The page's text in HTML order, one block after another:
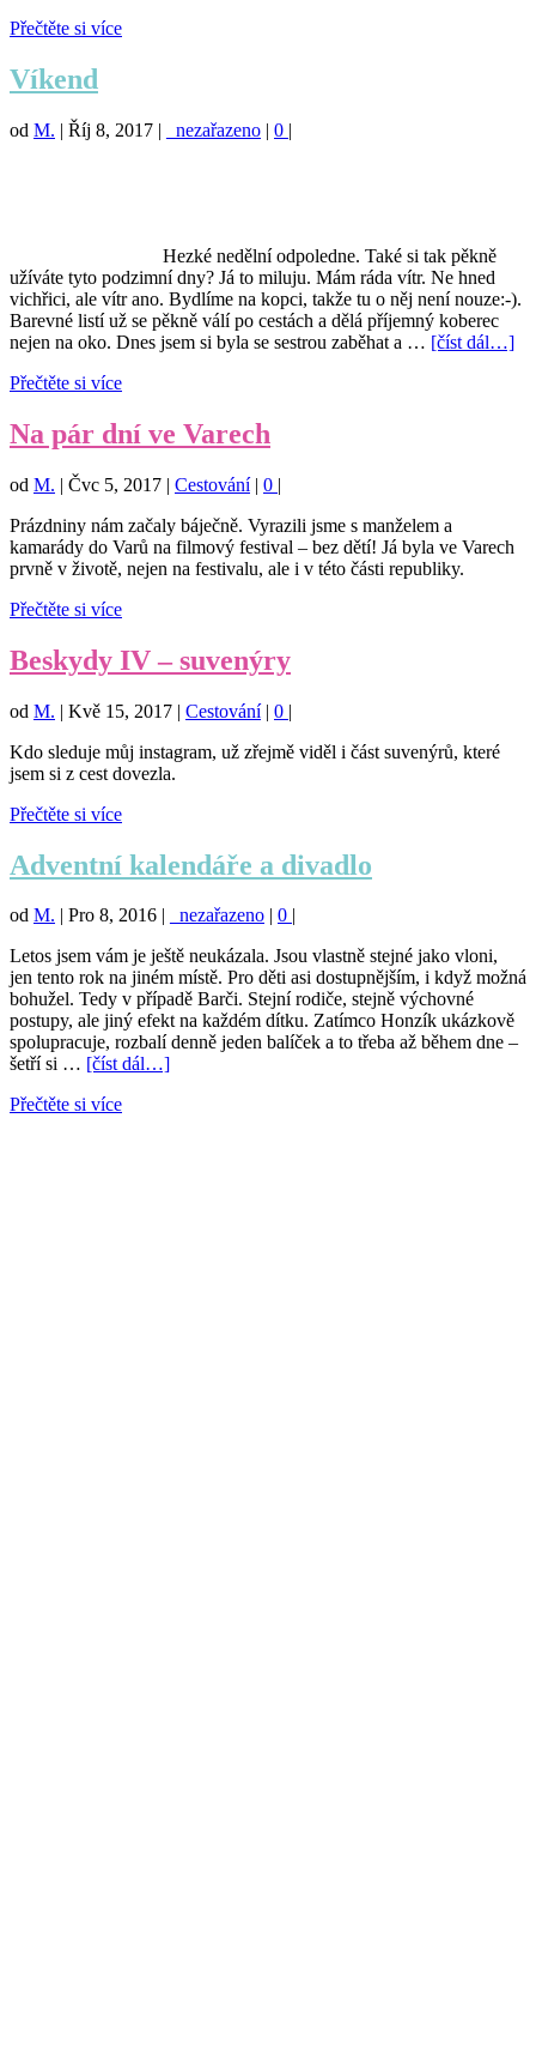
Přečtěte si více
Víkend
od M. | Říj 8, 2017 | _nezařazeno | 0 |
Hezké nedělní odpoledne. Také si tak pěkně
užíváte tyto podzimní dny? Já to miluju. Mám ráda vítr. Ne hned
vichřici, ale vítr ano. Bydlíme na kopci, takže tu o něj není nouze:-).
Barevné listí už se pěkně válí po cestách a dělá příjemný koberec
nejen na oko. Dnes jsem si byla se sestrou zaběhat a … [číst dál…]
Přečtěte si více
Na pár dní ve Varech
od M. | Čvc 5, 2017 | Cestování| 0 |
Prázdniny nám začaly báječně. Vyrazili jsme s manželem a
kamarády do Varů na filmový festival – bez dětí! Já byla ve Varech
prvně v životě, nejen na festivalu, ale i v této části republiky.
Přečtěte si více
Beskydy IV – suvenýry
od M. | Kvě 15, 2017 | Cestování| 0 |
Kdo sleduje můj instagram, už zřejmě viděl i část suvenýrů, které
jsem si z cest dovezla.
Přečtěte si více
Adventní kalendáře a divadlo
od M. Pro 8, 2016 _nezařazeno 0
Letos jsem vám je ještě neukázala. Jsou vlastně stejné jako vloni,
jen tento rok na jiném místě. Pro děti asi dostupnějším, i když možná
bohužel. Tedy v případě Barči. Stejní rodiče, stejně výchovné
postupy, ale jiný efekt na každém dítku. Zatímco Honzík ukázkově
spolupracuje, rozbalí denně jeden balíček a to třeba až během dne –
šetří si … [číst dál…]
Přečtěte si více